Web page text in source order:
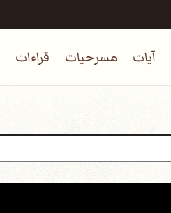
آيات مسرحيات قراءات